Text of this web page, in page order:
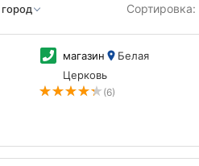
Сортировка:
магазин
Белая
Церковь
(6)